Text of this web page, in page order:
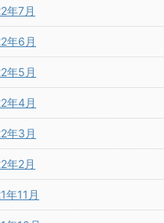
年7月
年6月
年5月
年4月
年3月
年2月
年11月